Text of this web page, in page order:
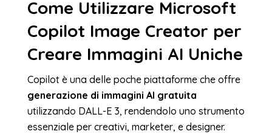
Come Utilizzare Microsoft
Copilot Image Creator per
Creare Immagini AI Uniche
Copilot è una delle poche piattaforme che offre
generazione di immagini AI gratuita
utilizzando DALL-E 3, rendendolo uno strumento
essenziale per creativi, marketer, e designer.